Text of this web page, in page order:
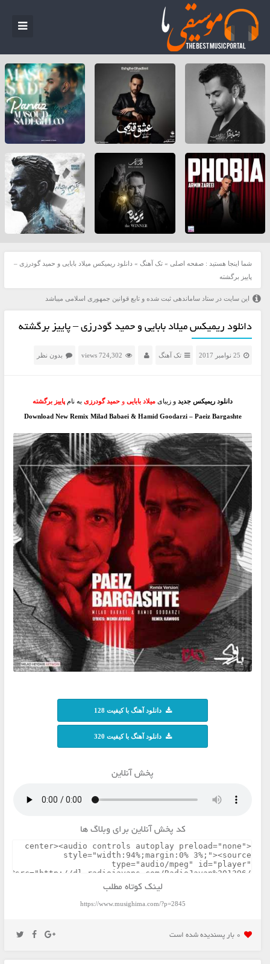
شما اینجا هستید : صفحه اصلی » تک آهنگ » دانلود ریمیکس میلاد بابایی و حمید گودرزی –
پاییز برگشته
این سایت در ستاد ساماندهی ثبت شده و تابع قوانین جمهوری اسلامی میباشد
دانلود ریمیکس میلاد بابایی و حمید گودرزی – پاییز برگشته
25 نوامبر 2017 تک آهنگ 724,302 views بدون نظر
دانلود ریمیکس جدیدو زیبای میلاد باباییو حمید گودرزیبه نام پاییز برگشته
Download New Remix Milad Babaei & Hamid Goodarzi – Paeiz Bargashte
دانلود آهنگ با کیفیت 128
دانلود آهنگ با کیفیت 320
پخش آنلاین
کد پخش آنلاین برای وبلاگ ها
لینک کوتاه مطلب
https://www.musighima.com/?p=2845
0 بار پسنديده شده است